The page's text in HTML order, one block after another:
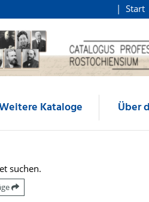
Start
Kataloge Über
suchen.